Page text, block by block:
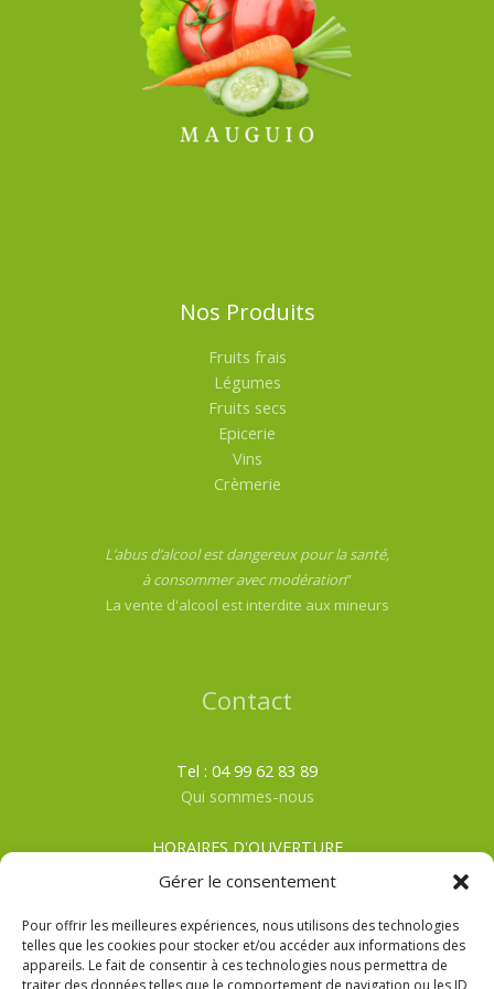
Gérer le consentement
Pour offrir les meilleures expériences, nous utilisons des technologies
telles que les cookies pour stocker et/ou accéder aux informations des
appareils. Le fait de consentir à ces technologies nous permettra de
traiter des données telles que le comportement de navigation ou les ID
Nos Produits
Fruits frais
Légumes
Fruits secs
Epicerie
Vins
Crèmerie
L’abus d’alcool est dangereux pour la santé,
à consommer avec modération”
La vente d'alcool est interdite aux mineurs
Contact
Tel : 04 99 62 83 89
Qui sommes-nous
HORAIRES D'OUVERTURE
Du lundi au samedi
HIVER: De 8h00 à 19h00
CGV